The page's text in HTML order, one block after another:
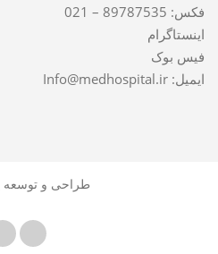
فکس: 89787535 – 021
اینستاگرام
فیس بوک
ایمیل: Info@medhospital.ir
طراحی و توسعه